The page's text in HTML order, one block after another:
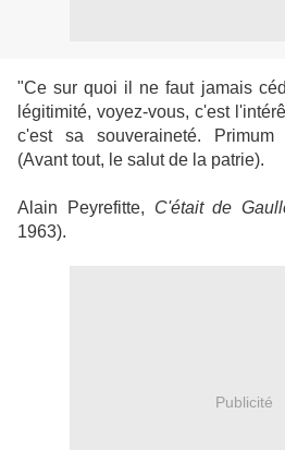
"Ce sur quoi il ne faut jamais
légitimité, voyez-vous, c'est
c'est sa souveraineté.
(Avant tout, le salut de la patrie).
Alain Peyrefitte, C'était de
1963).
Publicité